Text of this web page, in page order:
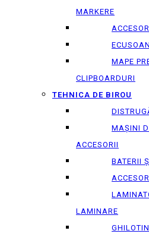
MARKERE
MAPE
CLIPBOARDURI
TEHNICA DE BIROU
MAȘINI
ACCESORII
BATERII
LAMINARE